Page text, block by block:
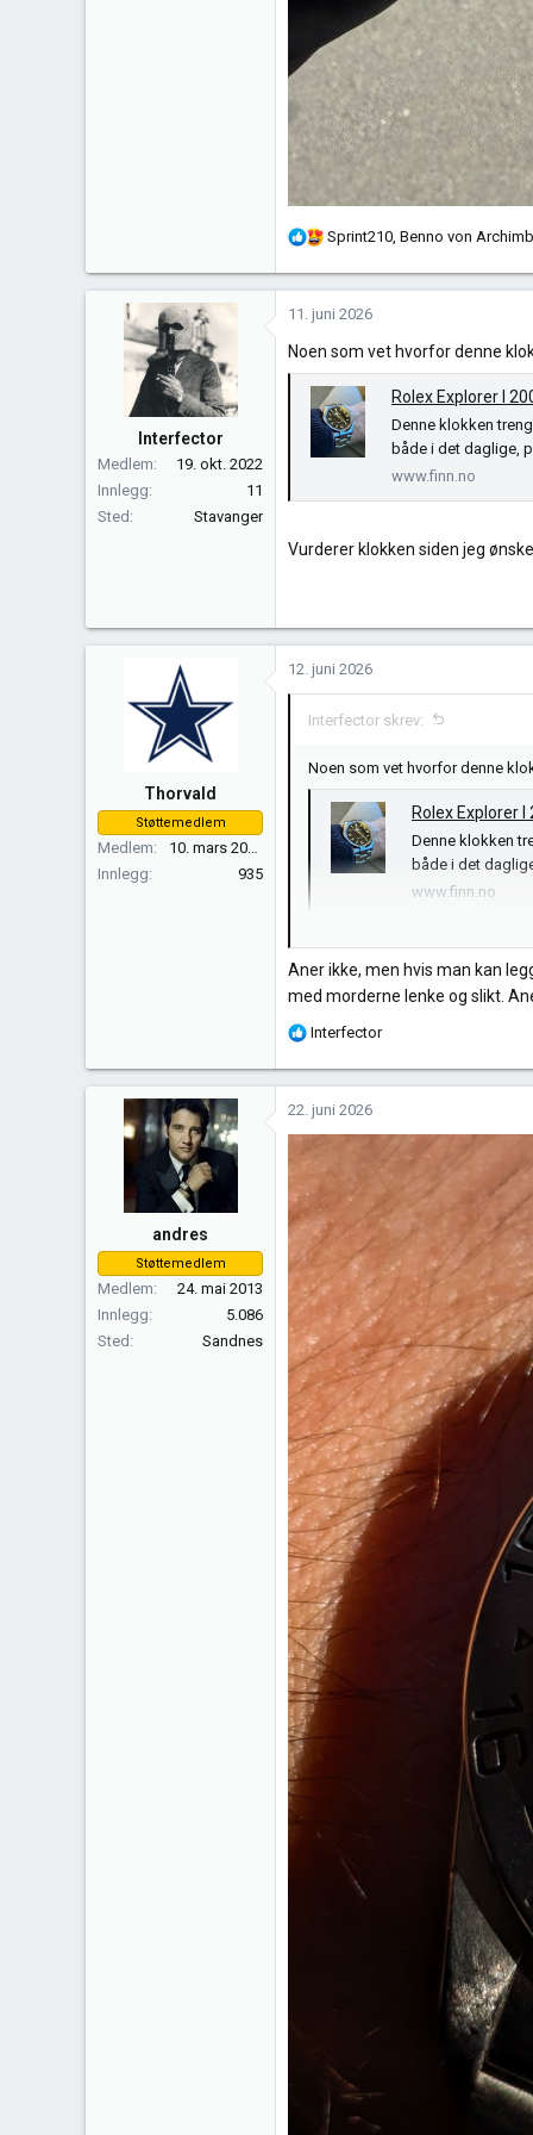
R
k
o
n
e
Sprint210, Benno von
Interfector
Medlem
19. okt. 2022
Innlegg
11
Sted
Stavanger
11. juni 2026
Noen som vet hvorfor denne
Rolex Explorer I
Denne klokken
både i det daglige,
www.finn.no
Vurderer klokken siden jeg
Thorvald
Støttemedlem
Medlem
10. mars 2013
Innlegg
935
12. juni 2026
Interfector skrev:
Noen som vet hvorfor denne
Rolex Explorer
Denne klokken
både i det
www.finn.no
Vurderer klokken siden jeg
Aner ikke, men hvis man kan
med morderne lenke og slikt.
R
k
e
r
:
Interfector
andres
Støttemedlem
Medlem
24. mai 2013
Innlegg
5.086
Sted
Sandnes
22. juni 2026